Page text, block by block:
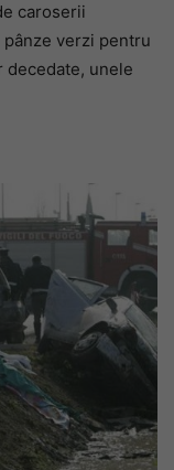
caroserii
verzi pentru
decedate, unele